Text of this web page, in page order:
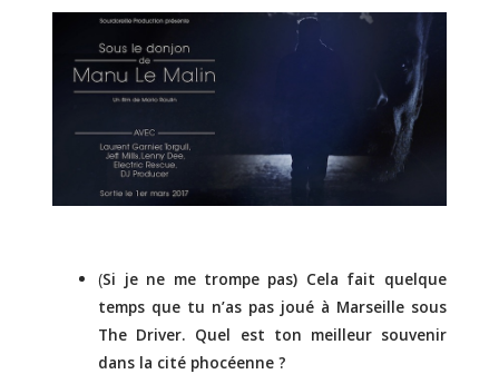
(Si je ne me trompe pas) Cela fait quelque
temps que tu n’as pas joué à Marseille sous
The Driver. Quel est ton meilleur souvenir
dans la cité phocéenne ?